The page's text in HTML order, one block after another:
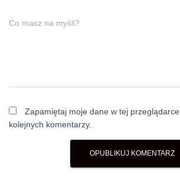
Co masz na myśli?
Zapamiętaj moje dane w tej
kolejnych komentarzy.